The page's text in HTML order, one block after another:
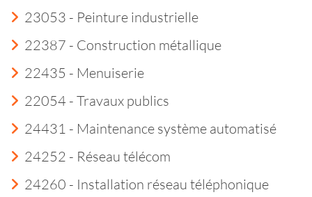
23053 - Peinture industrielle
22387 - Construction métallique
22435 - Menuiserie
22054 - Travaux publics
24431 - Maintenance système automatisé
24252 - Réseau télécom
24260 - Installation réseau téléphonique